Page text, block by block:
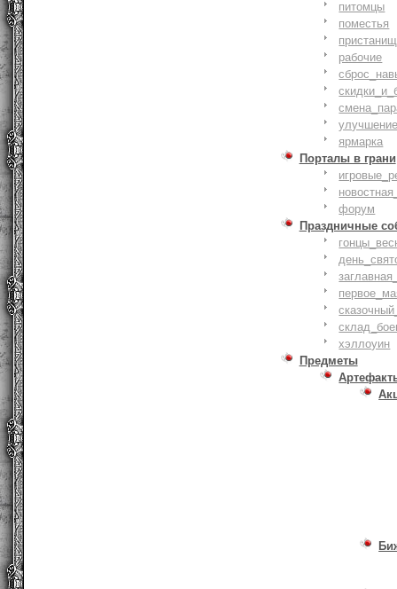
питомцы
поместья
рабочие
ярмарка
Порталы в грани
форум
Праздничные
хэллоуин
Предметы